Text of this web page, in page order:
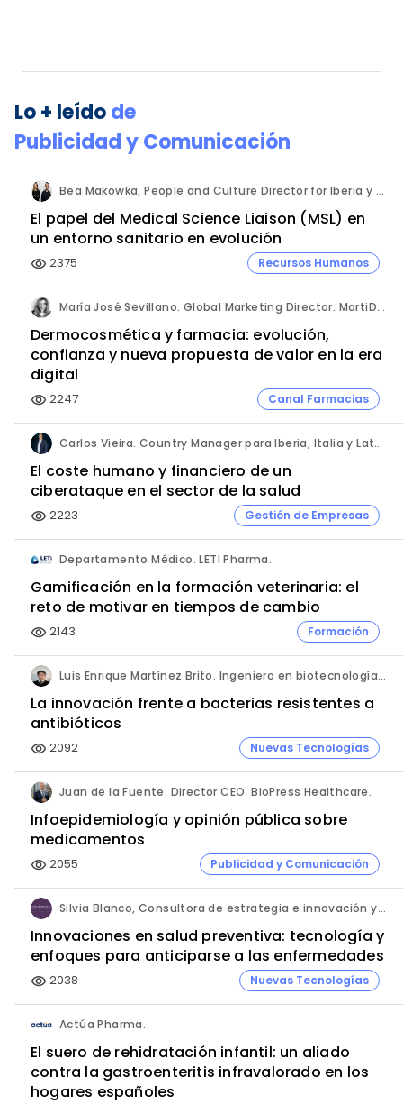
Lo + leídode
Publicidad y Comunicación
Bea Makowka, People and Culture Director for Iberia y Alberto Municio, Talent Seach Solutions Lead for Iberia. Inizio Engage.
El papel del Medical Science Liaison (MSL) en
un entorno sanitario en evolución
visibility 2375 Recursos Humanos
María José Sevillano. Global Marketing Director. MartiDerm.
Dermocosmética y farmacia: evolución,
confianza y nueva propuesta de valor en la era
digital
visibility 2247 Canal Farmacias
Carlos Vieira. Country Manager para Iberia, Italia y Latam. Hornetsecurity.
El coste humano y financiero de un
ciberataque en el sector de la salud
visibility 2223 Gestión de Empresas
Departamento Médico. LETI Pharma.
Gamificación en la formación veterinaria: el
reto de motivar en tiempos de cambio
visibility 2143 Formación
Luis Enrique Martínez Brito. Ingeniero en biotecnología, México.
La innovación frente a bacterias resistentes a
antibióticos
visibility 2092 Nuevas Tecnologías
Juan de la Fuente. Director CEO. BioPress Healthcare.
Infoepidemiología y opinión pública sobre
medicamentos
visibility 2055 Publicidad y Comunicación
Silvia Blanco, Consultora de estrategia e innovación y Ana Leal, Consultora Senior de estrategia e innovación. ANIMA.
Innovaciones en salud preventiva: tecnología y
enfoques para anticiparse a las enfermedades
visibility 2038 Nuevas Tecnologías
Actúa Pharma.
El suero de rehidratación infantil: un aliado
contra la gastroenteritis infravalorado en los
hogares españoles